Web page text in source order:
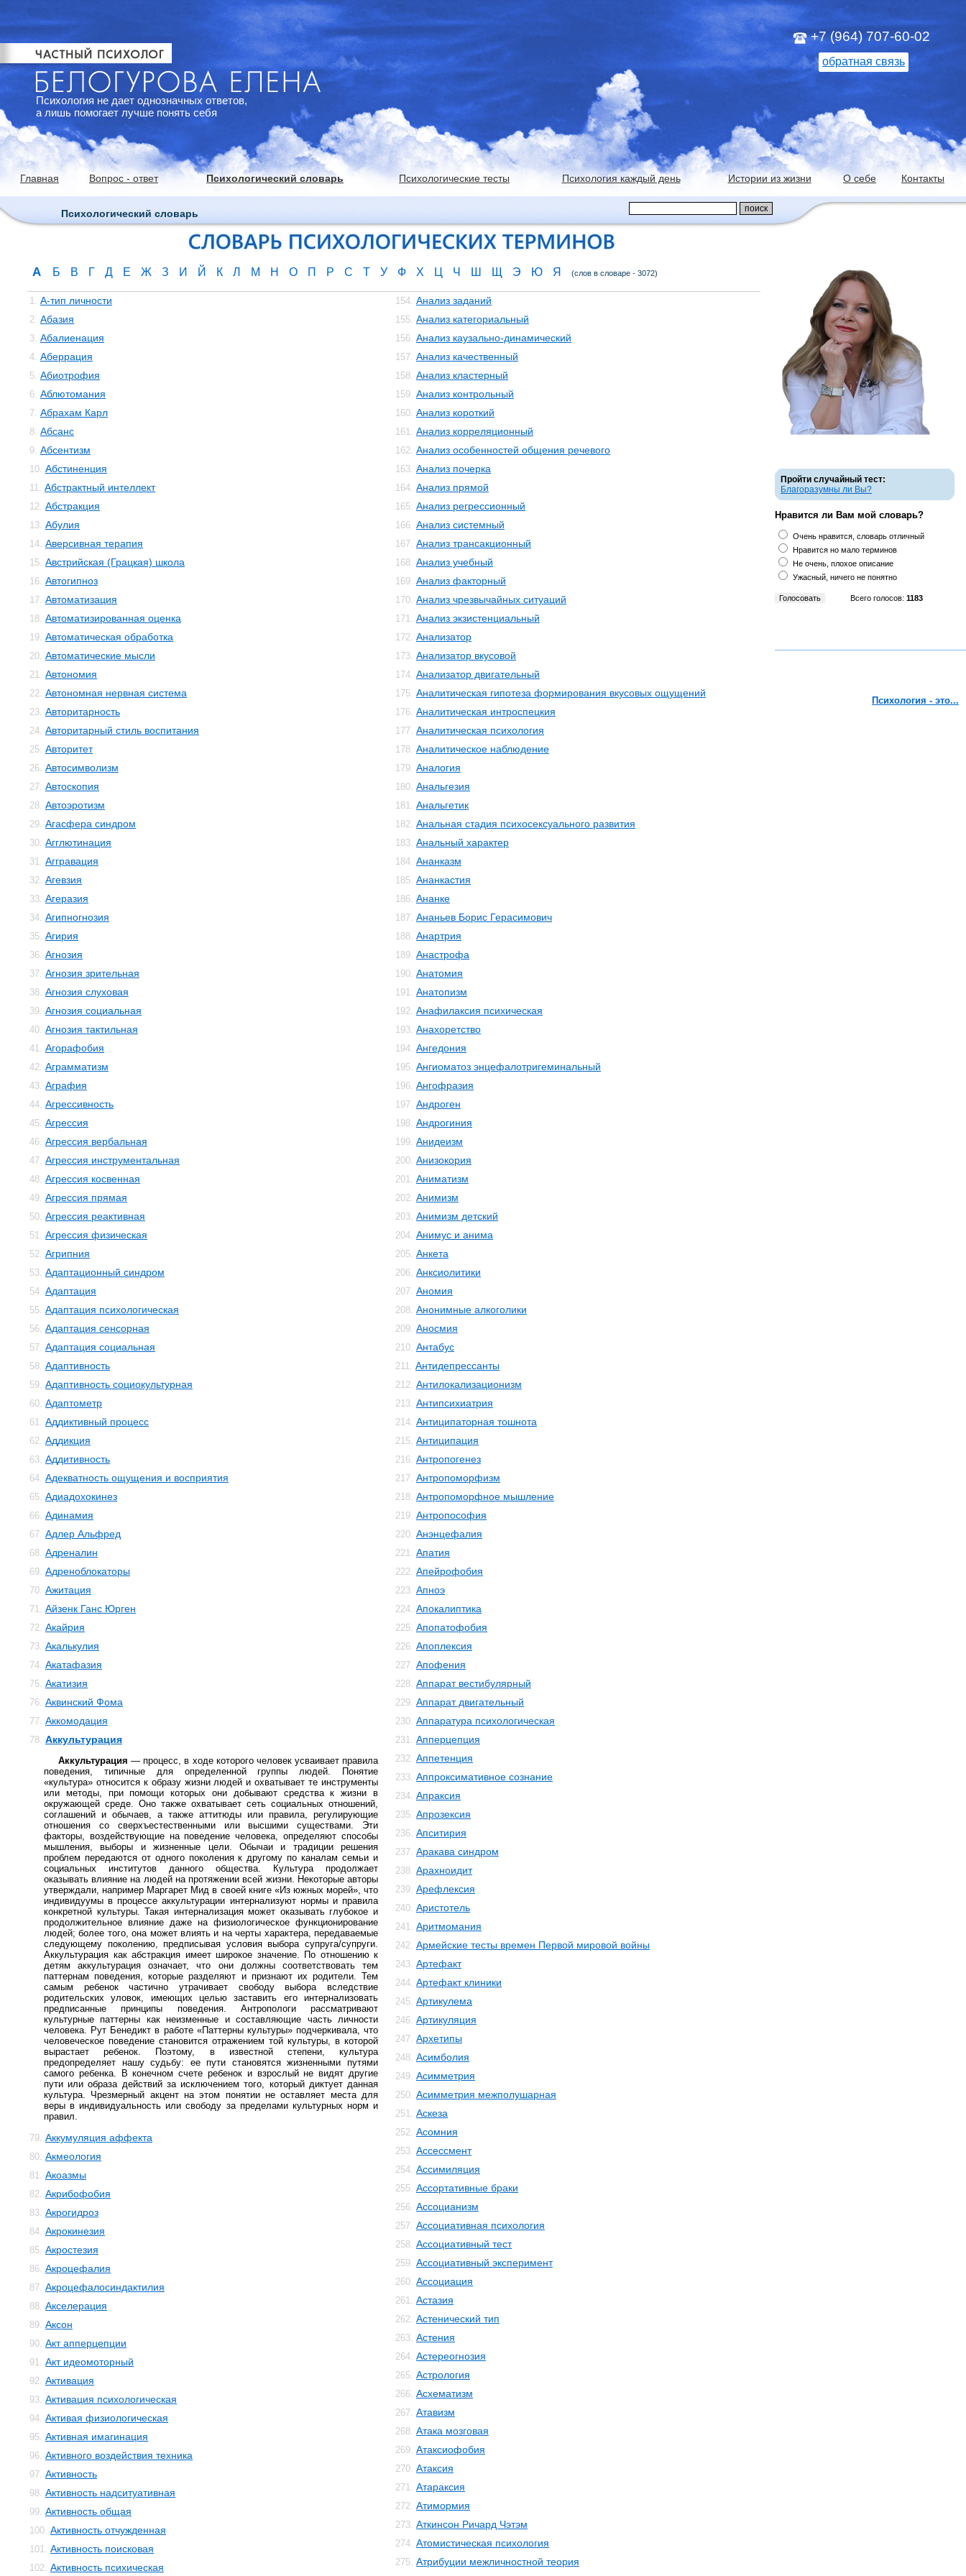
Психология не дает однозначных ответов,
а лишь помогает лучше понять себя
+7 (964) 707-60-02
обратная связь
Главная Вопрос - ответ Психологический словарь Психологические тесты Психология каждый день Истории из жизни О себе Контакты
Психологический словарь
А Б В Г Д Е Ж З И Й К Л М Н О П Р С Т У Ф Х Ц Ч Ш Щ Э Ю Я (слов в словаре - 3072)
1. А-тип личности
2. Абазия
3. Абалиенация
4. Аберрация
5. Абиотрофия
6. Аблютомания
7. Абрахам Карл
8. Абсанс
9. Абсентизм
10. Абстиненция
11. Абстрактный интеллект
12. Абстракция
13. Абулия
14. Аверсивная терапия
15. Австрийская (Грацкая) школа
16. Автогипноз
17. Автоматизация
18. Автоматизированная оценка
19. Автоматическая обработка
20. Автоматические мысли
21. Автономия
22. Автономная нервная система
23. Авторитарность
24. Авторитарный стиль воспитания
25. Авторитет
26. Автосимволизм
27. Автоскопия
28. Автоэротизм
29. Агасфера синдром
30. Агглютинация
31. Аггравация
32. Агевзия
33. Агеразия
34. Агипногнозия
35. Агирия
36. Агнозия
37. Агнозия зрительная
38. Агнозия слуховая
39. Агнозия социальная
40. Агнозия тактильная
41. Агорафобия
42. Аграмматизм
43. Аграфия
44. Агрессивность
45. Агрессия
46. Агрессия вербальная
47. Агрессия инструментальная
48. Агрессия косвенная
49. Агрессия прямая
50. Агрессия реактивная
51. Агрессия физическая
52. Агрипния
53. Адаптационный синдром
54. Адаптация
55. Адаптация психологическая
56. Адаптация сенсорная
57. Адаптация социальная
58. Адаптивность
59. Адаптивность социокультурная
60. Адаптометр
61. Аддиктивный процесс
62. Аддикция
63. Аддитивность
64. Адекватность ощущения и восприятия
65. Адиадохокинез
66. Адинамия
67. Адлер Альфред
68. Адреналин
69. Адреноблокаторы
70. Ажитация
71. Айзенк Ганс Юрген
72. Акайрия
73. Акалькулия
74. Акатафазия
75. Акатизия
76. Аквинский Фома
77. Аккомодация
78. Аккультурация
Аккультурация — процесс, в ходе которого человек усваивает правила
поведения, типичные для определенной группы людей. Понятие
«культура» относится к образу жизни людей и охватывает те инструменты
или методы, при помощи которых они добывают средства к жизни в
окружающей среде. Оно также охватывает сеть социальных отношений,
соглашений и обычаев, а также аттитюды или правила, регулирующие
отношения со сверхъестественными или высшими существами. Эти
факторы, воздействующие на поведение человека, определяют способы
мышления, выборы и жизненные цели. Обычаи и традиции решения
проблем передаются от одного поколения к другому по каналам семьи и
социальных институтов данного общества. Культура продолжает
оказывать влияние на людей на протяжении всей жизни. Некоторые авторы
утверждали, например Маргарет Мид в своей книге «Из южных морей», что
индивидуумы в процессе аккультурации интернализуют нормы и правила
конкретной культуры. Такая интернализация может оказывать глубокое и
продолжительное влияние даже на физиологическое функционирование
людей; более того, она может влиять и на черты характера, передаваемые
следующему поколению, предписывая условия выбора супруга/супруги.
Аккультурация как абстракция имеет широкое значение. По отношению к
детям аккультурация означает, что они должны соответствовать тем
паттернам поведения, которые разделяют и признают их родители. Тем
самым ребенок частично утрачивает свободу выбора вследствие
родительских уловок, имеющих целью заставить его интернализовать
предписанные принципы поведения. Антропологи рассматривают
культурные паттерны как неизменные и составляющие часть личности
человека. Рут Бенедикт в работе «Паттерны культуры» подчеркивала, что
человеческое поведение становится отражением той культуры, в которой
вырастает ребенок. Поэтому, в известной степени, культура
предопределяет нашу судьбу: ее пути становятся жизненными путями
самого ребенка. В конечном счете ребенок и взрослый не видят другие
пути или образа действий за исключением того, который диктует данная
культура. Чрезмерный акцент на этом понятии не оставляет места для
веры в индивидуальность или свободу за пределами культурных норм и
правил.
79. Аккумуляция аффекта
80. Акмеология
81. Акоазмы
82. Акрибофобия
83. Акрогидроз
84. Акрокинезия
85. Акростезия
86. Акроцефалия
87. Акроцефалосиндактилия
88. Акселерация
89. Аксон
90. Акт апперцепции
91. Акт идеомоторный
92. Активация
93. Активация психологическая
94. Активая физиологическая
95. Активная имагинация
96. Активного воздействия техника
97. Активность
98. Активность надситуативная
99. Активность общая
100. Активность отчужденная
101. Активность поисковая
102. Активность психическая
154. Анализ заданий
155. Анализ категориальный
156. Анализ каузально-динамический
157. Анализ качественный
158. Анализ кластерный
159. Анализ контрольный
160. Анализ короткий
161. Анализ корреляционный
162. Анализ особенностей общения речевого
163. Анализ почерка
164. Анализ прямой
165. Анализ регрессионный
166. Анализ системный
167. Анализ трансакционный
168. Анализ учебный
169. Анализ факторный
170. Анализ чрезвычайных ситуаций
171. Анализ экзистенциальный
172. Анализатор
173. Анализатор вкусовой
174. Анализатор двигательный
175. Аналитическая гипотеза формирования вкусовых ощущений
176. Аналитическая интроспецкия
177. Аналитическая психология
178. Аналитическое наблюдение
179. Аналогия
180. Анальгезия
181. Анальгетик
182. Анальная стадия психосексуального развития
183. Анальный характер
184. Ананказм
185. Ананкастия
186. Ананке
187. Ананьев Борис Герасимович
188. Анартрия
189. Анастрофа
190. Анатомия
191. Анатопизм
192. Анафилаксия психическая
193. Анахоретство
194. Ангедония
195. Ангиоматоз энцефалотригеминальный
196. Ангофразия
197. Андроген
198. Андрогиния
199. Анидеизм
200. Анизокория
201. Аниматизм
202. Анимизм
203. Анимизм детский
204. Анимус и анима
205. Анкета
206. Анксиолитики
207. Аномия
208. Анонимные алкоголики
209. Аносмия
210. Антабус
211. Антидепрессанты
212. Антилокализационизм
213. Антипсихиатрия
214. Антиципаторная тошнота
215. Антиципация
216. Антропогенез
217. Антропоморфизм
218. Антропоморфное мышление
219. Антропософия
220. Анэнцефалия
221. Апатия
222. Апейрофобия
223. Апноэ
224. Апокалиптика
225. Апопатофобия
226. Апоплексия
227. Апофения
228. Аппарат вестибулярный
229. Аппарат двигательный
230. Аппаратура психологическая
231. Апперцепция
232. Аппетенция
233. Аппроксимативное сознание
234. Апраксия
235. Апрозексия
236. Апситирия
237. Аракава синдром
238. Арахноидит
239. Арефлексия
240. Аристотель
241. Аритмомания
242. Армейские тесты времен Первой мировой войны
243. Артефакт
244. Артефакт клиники
245. Артикулема
246. Артикуляция
247. Архетипы
248. Асимболия
249. Асимметрия
250. Асимметрия межполушарная
251. Аскеза
252. Асомния
253. Ассессмент
254. Ассимиляция
255. Ассортативные браки
256. Ассоцианизм
257. Ассоциативная психология
258. Ассоциативный тест
259. Ассоциативный эксперимент
260. Ассоциация
261. Астазия
262. Астенический тип
263. Астения
264. Астереогнозия
265. Астрология
266. Асхематизм
267. Атавизм
268. Атака мозговая
269. Атаксиофобия
270. Атаксия
271. Атараксия
272. Атимормия
273. Аткинсон Ричард Чэтэм
274. Атомистическая психология
275. Атрибуции межличностной теория
Пройти случайный тест:
Благоразумны ли Вы?
Нравится ли Вам мой словарь?
Очень нравится, словарь отличный
Нравится но мало терминов
Не очень, плохое описание
Ужасный, ничего не понятно
Всего голосов: 1183
Психология - это...